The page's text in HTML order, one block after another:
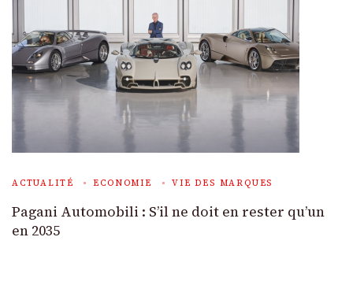
ACTUALITÉ ECONOMIE VIE DES MARQUES
Pagani Automobili : S’il ne doit en rester qu’un
en 2035